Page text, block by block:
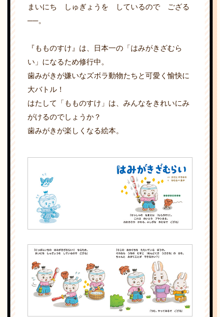
まいにち しゅぎょうを しているので ござる
──。
『もものすけ』は、日本一の「はみがきざむら
い」になるため修行中。
歯みがきが嫌いなズボラ動物たちと可愛く愉快に
大バトル！
はたして「もものすけ」は、みんなをきれいにみ
がけるのでしょうか？
歯みがきが楽しくなる絵本。